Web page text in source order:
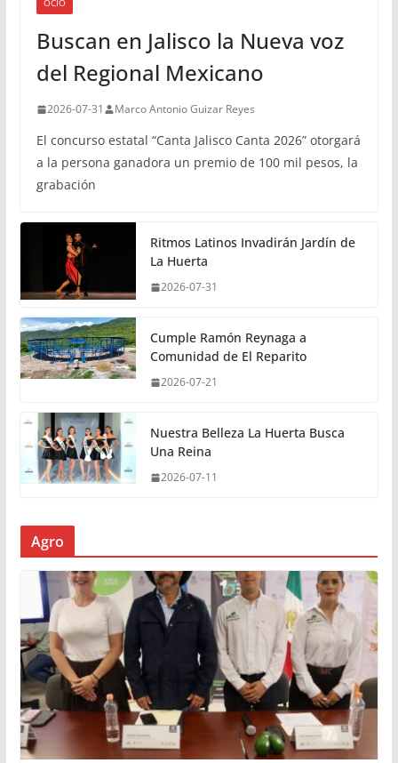
OCIO
Buscan en Jalisco la Nueva voz
del Regional Mexicano
2026-07-31 Marco Antonio Guizar Reyes
El concurso estatal “Canta Jalisco Canta 2026” otorgará
a la persona ganadora un premio de 100 mil pesos, la
grabación
Ritmos Latinos Invadirán Jardín de
La Huerta
2026-07-31
Cumple Ramón Reynaga a
Comunidad de El Reparito
2026-07-21
Nuestra Belleza La Huerta Busca
Una Reina
2026-07-11
Agro